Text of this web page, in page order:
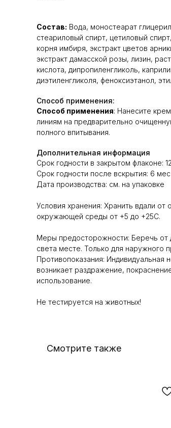
Состав: Вода, моностеарат
стеариловый спирт, цетиловый
корня имбиря, экстракт цветов
экстракт дамасской розы, лизин,
кислота, дипропиленгликоль,
диэтиленгликоля, феноксиэтанол,
Способ применения:
Способ применения: Нанесите
линиям на предварительно
полного впитывания.
Дополнительная информация
Срок годности в закрытом флаконе:
Срок годности после вскрытия: 6 мес
Дата производства: см. на упаковке
Условия хранения: Хранить вдали
окружающей среды от +5 до +25С.
Меры предосторожности: Беречь от
света месте. Только для наружного
Противопоказания: Индивидуальная
возникает раздражение,
использование.
Не тестируется на животных!
Смотрите также